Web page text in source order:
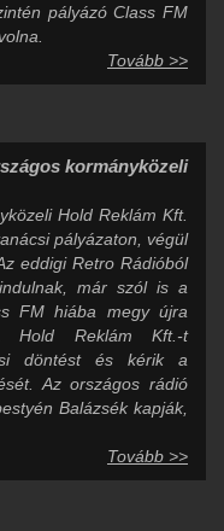
pályázó Class FM
Tovább >>
kormányközeli
Hold Reklám Kft.
pályázaton, végül
eddigi Retro Rádióból
már szól is a
FM hiába megy újra
Hold Reklám Kft.-t
döntést és kérik a
Az országos rádió
Balázsék kapják,
Tovább >>